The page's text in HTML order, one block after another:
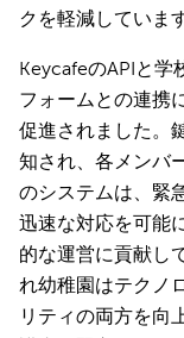
クを軽減していま
KeycafeのAPIと学
フォームとの連携
促進されました。
知され、各メンバ
のシステムは、緊
迅速な対応を可能
的な運営に貢献し
れ幼稚園はテクノ
リティの両方を向